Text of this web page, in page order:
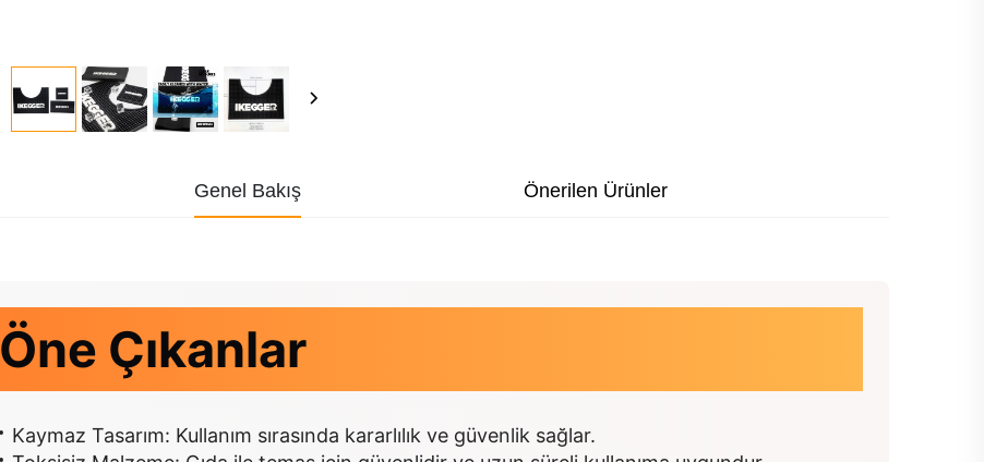
Genel Bakış Önerilen Ürünler
Öne Çıkanlar
Kaymaz Tasarım: Kullanım sırasında kararlılık ve güvenlik sağlar.